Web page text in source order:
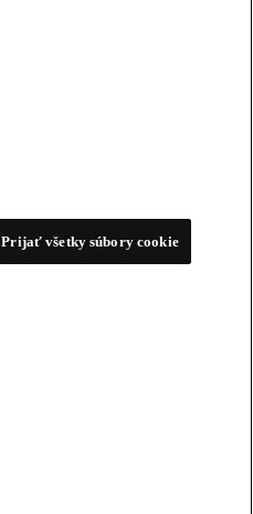
Prijať všetky súbory cookie